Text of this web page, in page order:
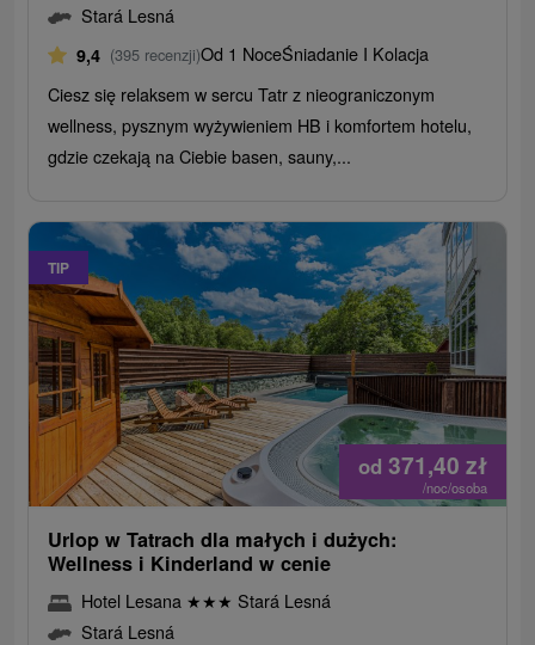
Stará Lesná
9,4 (395 recenzji)Od 1 NoceŚniadanie I Kolacja
Ciesz się relaksem w sercu Tatr z nieograniczonym
wellness, pysznym wyżywieniem HB i komfortem hotelu,
gdzie czekają na Ciebie basen, sauny,...
TIP
od 371,40 zł
/noc/osoba
Urlop w Tatrach dla małych i dużych:
Wellness i Kinderland w cenie
Hotel Lesana ★★★ Stará Lesná
Stará Lesná